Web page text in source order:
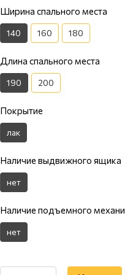
Ширина спального места
140 160 180
Длина спального места
190 200
Покрытие
лак
Наличие выдвижного ящика
нет
Наличие подъемного
нет